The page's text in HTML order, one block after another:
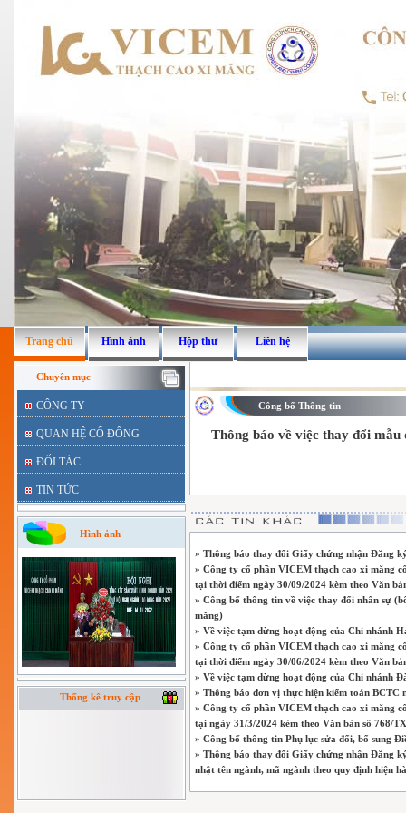
Trang chủ Hình ảnh Hộp thư Liên hệ
Chuyên mục
CÔNG TY
QUAN HỆ CỔ ĐÔNG
ĐỐI TÁC
TIN TỨC
Hình ảnh
Thống kê truy cập
Công bố Thông tin
Thông báo về việc thay đổi
» Thông báo thay đổi Giấy chứng nhận Đăng
» Công ty cổ phần VICEM thạch cao xi măng
tại thời điểm ngày 30/09/2024 kèm theo Văn
» Công bố thông tin về việc thay đổi nhân sự
măng)
» Về việc tạm dừng hoạt động của Chi nhánh
» Công ty cổ phần VICEM thạch cao xi măng
tại thời điểm ngày 30/06/2024 kèm theo Văn
» Về việc tạm dừng hoạt động của Chi nhánh
» Thông báo đơn vị thực hiện kiểm toán BCTC
» Công ty cổ phần VICEM thạch cao xi măng
tại ngày 31/3/2024 kèm theo Văn bản số 768/
» Công bố thông tin Phụ lục sửa đổi, bổ sung
» Thông báo thay đổi Giấy chứng nhận Đăng
nhật tên ngành, mã ngành theo quy định hiện